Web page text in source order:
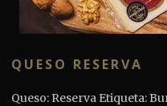
QUESO RESERVA
Queso: Reserva Etiqueta: